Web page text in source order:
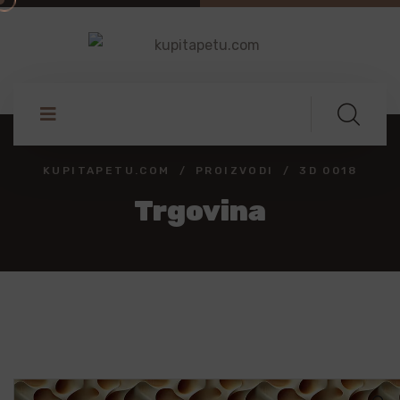
KUPITAPETU.COM PROIZVODI 3D 0018
Trgovina